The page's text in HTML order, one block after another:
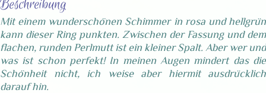
Beschreibung
Mit einem wunderschönen Schimmer in rosa und hellgrün
kann dieser Ring punkten. Zwischen der Fassung und dem
flachen, runden Perlmutt ist ein kleiner Spalt. Aber wer und
was ist schon perfekt! In meinen Augen mindert das die
Schönheit nicht, ich weise aber hiermit ausdrücklich
darauf hin.